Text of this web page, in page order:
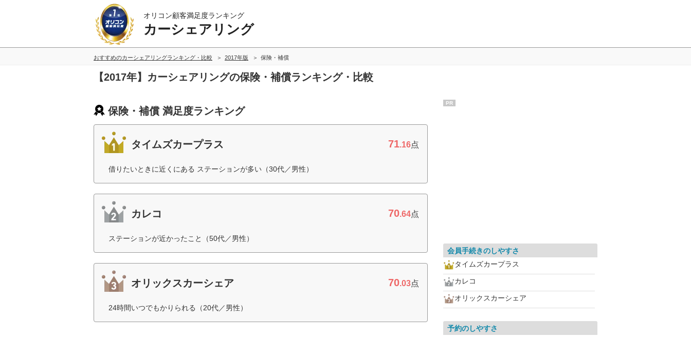
オリコン顧客満足度ランキング
カーシェアリング
おすすめのカーシェアリングランキング・比較 2017年版 保険・補償
【2017年】カーシェアリングの保険・補償ランキング・比較
保険・補償 満足度ランキング
タイムズカープラス 71.16点
借りたいときに近くにある ステーションが多い（30代／男性）
カレコ 70.64点
ステーションが近かったこと（50代／男性）
オリックスカーシェア 70.03点
24時間いつでもかりられる（20代／男性）
PR
会員手続きのしやすさ
タイムズカープラス
カレコ
オリックスカーシェア
予約のしやすさ